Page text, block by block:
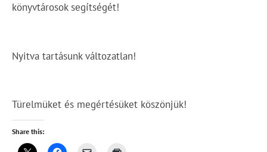
könyvtárosok segítségét!
Nyitva tartásunk változatlan!
Türelmüket és megértésüket köszönjük!
Share this: